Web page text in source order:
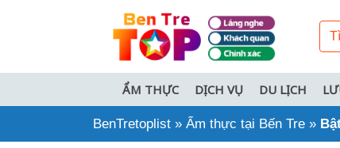
ẨM THỰC DỊCH VỤ DU LỊCH
BenTretoplist » Ẩm thực tại Bến Tre »